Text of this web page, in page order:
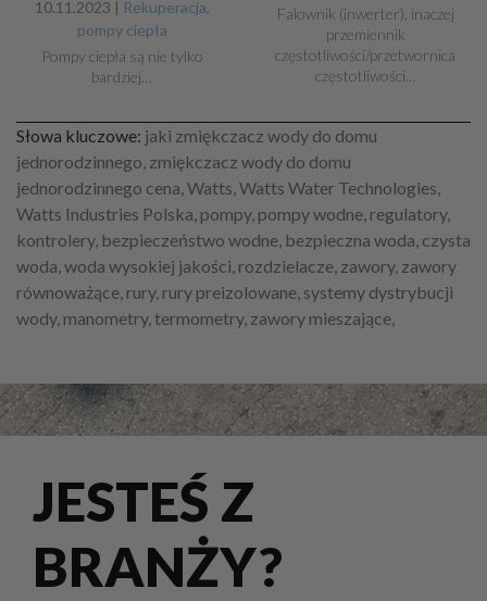
10.11.2023 | Rekuperacja,
pompy ciepła
Pompy ciepła są nie tylko
bardziej…
Falownik (inwerter), inaczej
przemiennik
częstotliwości/przetwornica
częstotliwości…
Słowa kluczowe: jaki zmiękczacz wody do domu
jednorodzinnego, zmiękczacz wody do domu
jednorodzinnego cena, Watts, Watts Water Technologies,
Watts Industries Polska, pompy, pompy wodne, regulatory,
kontrolery, bezpieczeństwo wodne, bezpieczna woda, czysta
woda, woda wysokiej jakości, rozdzielacze, zawory, zawory
równoważące, rury, rury preizolowane, systemy dystrybucji
wody, manometry, termometry, zawory mieszające,
JESTEŚ Z
BRANŻY?